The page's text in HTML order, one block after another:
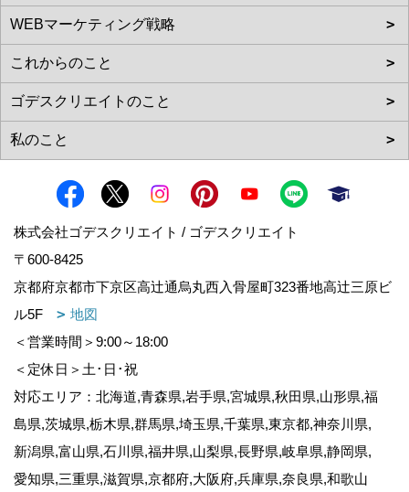
株式会社ゴデスクリエイト / ゴデスクリエイト
〒600-8425
京都府京都市下京区高辻通烏丸西入骨屋町323番地高辻三原ビ
ル5F
地図
＜営業時間＞9:00～18:00
＜定休日＞土･日･祝
対応エリア：北海道,青森県,岩手県,宮城県,秋田県,山形県,福
島県,茨城県,栃木県,群馬県,埼玉県,千葉県,東京都,神奈川県,
新潟県,富山県,石川県,福井県,山梨県,長野県,岐阜県,静岡県,
愛知県,三重県,滋賀県,京都府,大阪府,兵庫県,奈良県,和歌山